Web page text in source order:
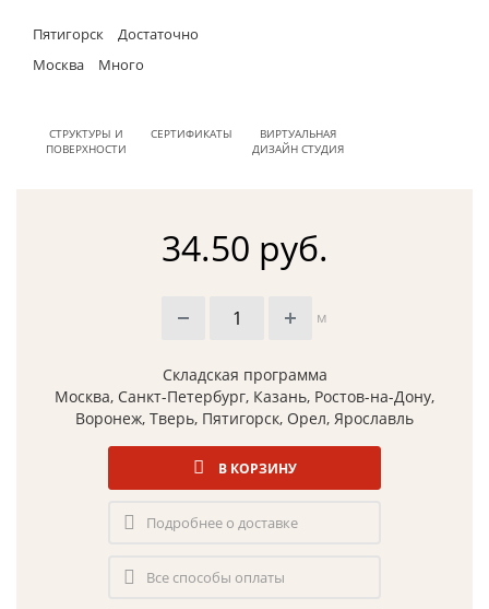
Пятигорск
Достаточно
Москва
Много
СТРУКТУРЫ И
ПОВЕРХНОСТИ
СЕРТИФИКАТЫ
ВИРТУАЛЬНАЯ
ДИЗАЙН СТУДИЯ
34.50 руб.
м
Складская программа
Москва, Санкт-Петербург, Казань, Ростов-на-Дону,
Воронеж, Тверь, Пятигорск, Орел, Ярославль
В КОРЗИНУ
Подробнее о доставке
Все способы оплаты